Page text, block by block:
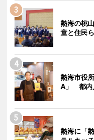
熱海の桃
童と住民
熱海市役
A」 都内
熱海に「